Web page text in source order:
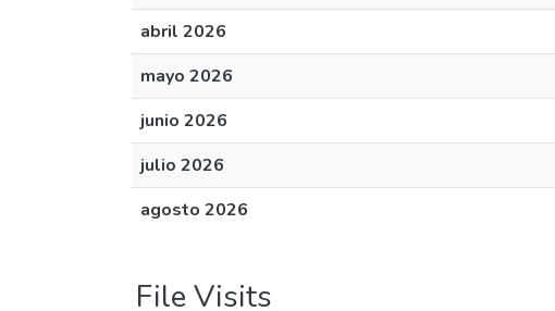
abril 2026
mayo 2026
junio 2026
julio 2026
agosto 2026
File Visits